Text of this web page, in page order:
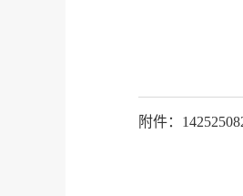
附件：